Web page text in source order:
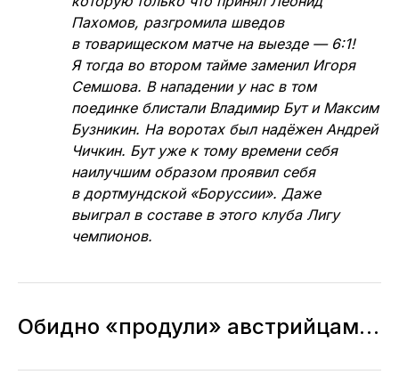
Пахомов, разгромила шведов
в товарищеском матче на выезде — 6:1!
Я тогда во втором тайме заменил Игоря
Семшова. В нападении у нас в том
поединке блистали Владимир Бут и Максим
Бузникин. На воротах был надёжен Андрей
Чичкин. Бут уже к тому времени себя
наилучшим образом проявил себя
в дортмундской «Боруссии». Даже
выиграл в составе в этого клуба Лигу
чемпионов.
Обидно «продули» австрийцам…